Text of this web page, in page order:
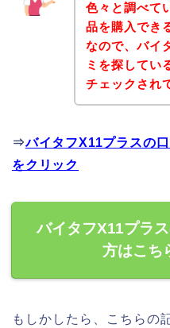
色々と調べて
品を購入でき
なので、バイ
ミを探してい
チェックされ
⇒バイタフX11プラスの
をクリック
バイタフX11プラ
方はこち
もしかしたら、こちらの